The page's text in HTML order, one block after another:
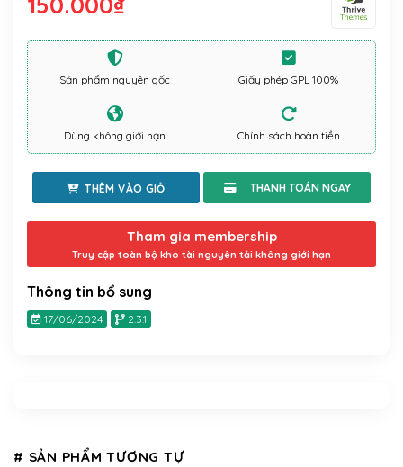
Sản phẩm nguyên gốc Giấy phép GPL 100%
Dùng không giới hạn Chính sách hoàn tiền
THÊM VÀO GIỎ
Tham gia membership
Truy cập toàn bộ kho tài nguyên tải không giới hạn
Thông tin bổ sung
17/06/2024 2.3.1
# SẢN PHẨM TƯƠNG TỰ